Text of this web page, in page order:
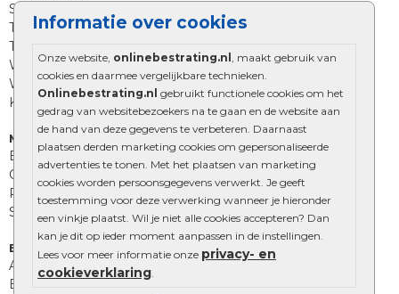
Informatie over cookies
Onze website, onlinebestrating.nl
, maakt gebruik van
cookies en daarmee vergelijkbare technieken.
Onlinebestrating.nl gebruikt functionele cookies om het
gedrag van websitebezoekers na te gaan en de website aan
de hand van deze gegevens te verbeteren. Daarnaast
plaatsen derden marketing cookies om gepersonaliseerde
advertenties te tonen. Met het plaatsen van marketing
cookies worden persoonsgegevens verwerkt. Je geeft
toestemming voor deze verwerking wanneer je hieronder
een vinkje plaatst. Wil je niet alle cookies accepteren? Dan
kan je dit op ieder moment aanpassen in de instellingen.
Lees voor meer informatie onze privacy- en
cookieverklaring
Straatstenen
Trommelstenen
Tuinstenen
Waalformaat
Wildverband bestrating
Kingstones
Muurelementen
Betonbielzen
Opsluitbanden
Palissades
Stapelblokken
Extra benodigdheden
Afwatering en diversen
Beplantings en betonelementen